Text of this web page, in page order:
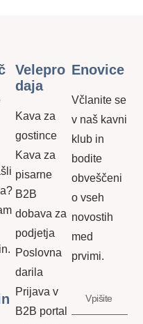
Velepro
Daja
Kava za
gostince
Kava za
pisarne
B2B
dobava za
podjetja
Poslovna
darila
Prijava v
B2B portal
Enovice
Včlanite se
v naš kavni
klub in
bodite
obveščeni
o vseh
novostih
med
prvimi.